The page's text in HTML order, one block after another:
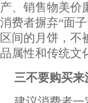
产、销售物美价
消费者摒弃“面
区间的月饼，不
品属性和传统文
三不要购买来